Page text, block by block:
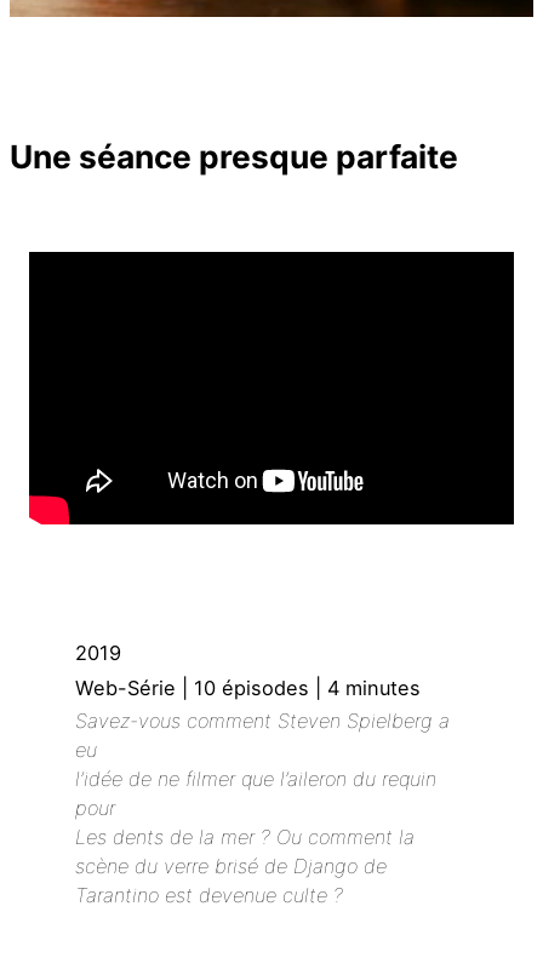
Une séance presque parfaite
2019
Web-Série | 10 épisodes | 4 minutes
Savez-vous comment Steven Spielberg a
eu
l’idée de ne filmer que l’aileron du requin
pour
Les dents de la mer? Ou comment la
scène du verre brisé de Django de
Tarantino est devenue culte ?